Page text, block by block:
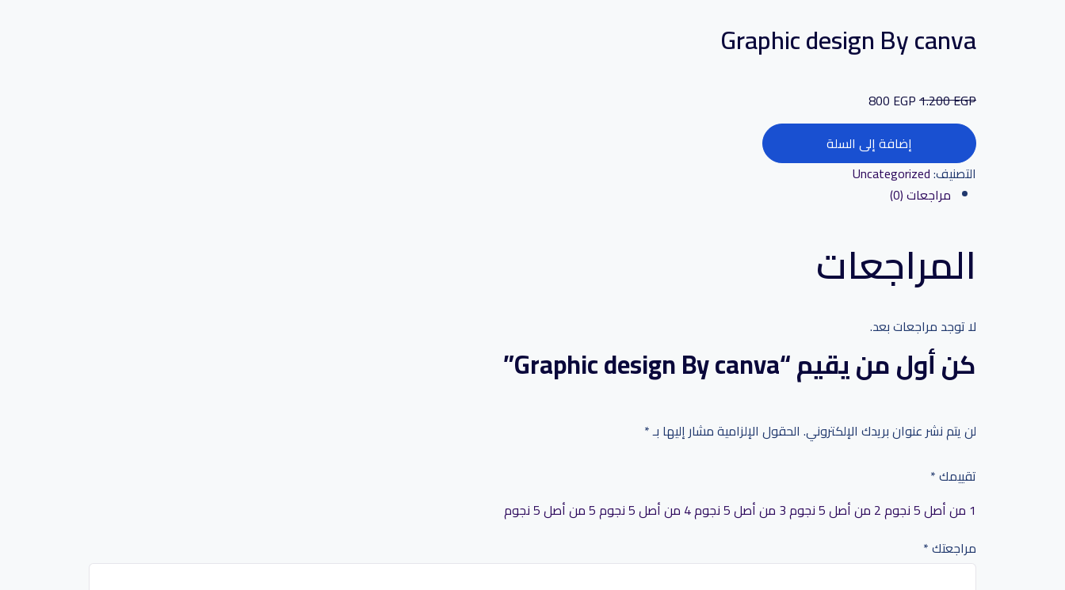
Graphic design By canva
1.200EGP
800 EGP
إضافة إلى السلة
التصنيف:Uncategorized
مراجعات (0)
المراجعات
لا توجد مراجعات بعد.
كن أول من يقيم “Graphic design By canva”
لن يتم نشر عنوان بريدك الإلكتروني. الحقول الإلزامية مشار إليها بـ*
تقييمك*
1 من أصل 5 نجوم
2 من أصل 5 نجوم 3 من أصل 5 نجوم 4 من أصل 5 نجوم
5 من أصل 5 نجوم
مراجعتك*